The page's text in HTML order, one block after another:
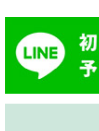
o
k